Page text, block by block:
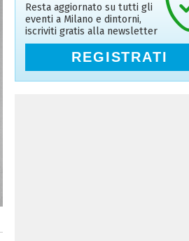
Resta aggiornato su tutti gli
eventi a Milano e dintorni,
iscriviti gratis alla newsletter
REGISTRATI